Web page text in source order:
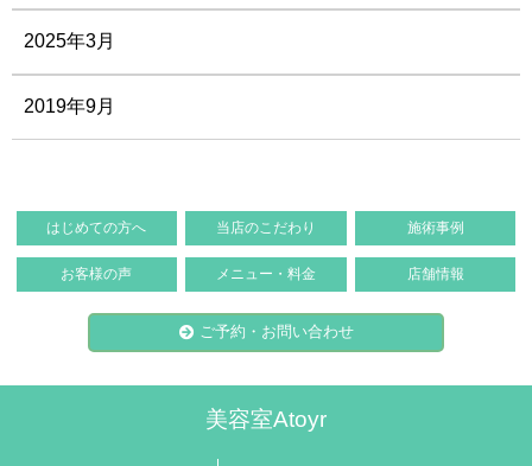
2025年3月
2019年9月
はじめての方へ 当店のこだわり 施術事例
お客様の声 メニュー・料金 店舗情報
ご予約・お問い合わせ
美容室Atoyr